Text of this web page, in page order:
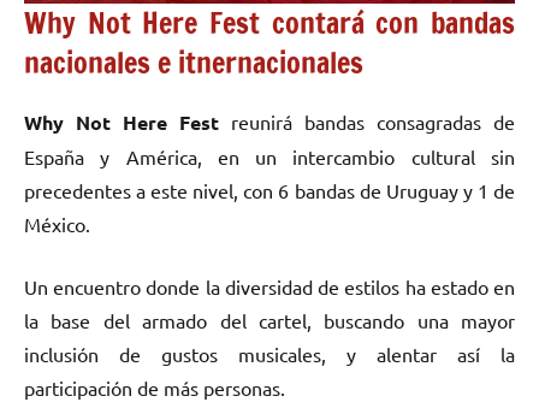
Why Not Here Fest contará con bandas
nacionales e itnernacionales
Why Not Here Fest reunirá bandas consagradas de
España y América, en un intercambio cultural sin
precedentes a este nivel, con 6 bandas de Uruguay y 1 de
México.
Un encuentro donde la diversidad de estilos ha estado en
la base del armado del cartel, buscando una mayor
inclusión de gustos musicales, y alentar así la
participación de más personas.